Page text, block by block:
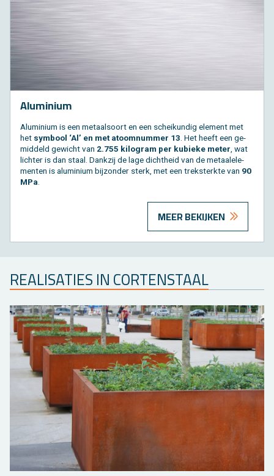
Alu­mi­ni­um
Alu­mi­ni­um is een me­taal­soort en een schei­kun­dig ele­ment met
het sym­bool ‘Al’ en met atoom­num­mer 13 . Het heeft een ge­
mid­deld ge­wicht van 2.755 ki­lo­gram per ku­bie­ke meter , wat
lich­ter is dan staal. Dank­zij de lage dicht­heid van de me­taal­ele­
men­ten is alu­mi­ni­um bij­zon­der sterk, met een trek­sterk­te van 90
MPa
MEER BEKIJKEN
RE­A­LI­SA­TIES IN COR­TEN­STAAL